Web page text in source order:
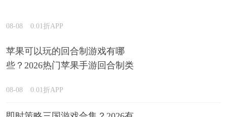
08-08 0.01折APP
苹果可以玩的回合制游戏有哪
些？2026热门苹果手游回合制类
08-08 0.01折APP